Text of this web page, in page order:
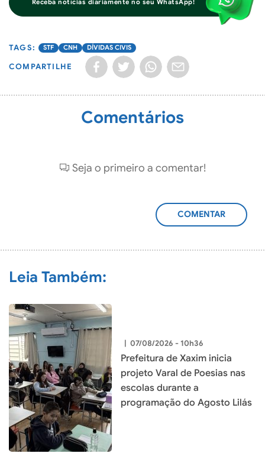
Receba notícias diariamente no seu WhatsApp!
STF CNH DÍVIDAS CIVIS
COMPARTILHE
Comentários
Seja o primeiro a comentar!
ADICIONAR
Leia Também:
| 07/08/2026 - 10h36
Prefeitura de Xaxim inicia
projeto Varal de Poesias nas
escolas durante a
programação do Agosto Lilás